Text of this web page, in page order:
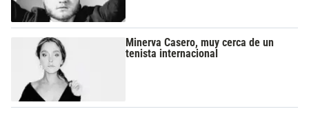
Minerva Casero, muy cerca de un
tenista internacional